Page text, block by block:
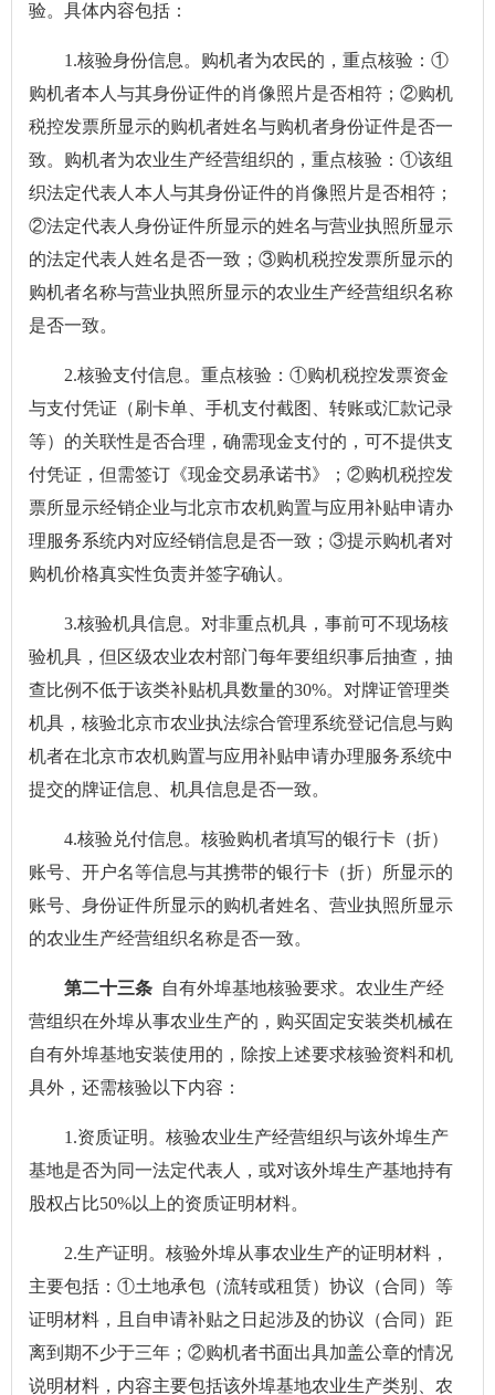
验。具体内容包括：
1.核验身份信息。购机者为农民的，重点核验：①
购机者本人与其身份证件的肖像照片是否相符；②购机
税控发票所显示的购机者姓名与购机者身份证件是否一
致。购机者为农业生产经营组织的，重点核验：①该组
织法定代表人本人与其身份证件的肖像照片是否相符；
②法定代表人身份证件所显示的姓名与营业执照所显示
的法定代表人姓名是否一致；③购机税控发票所显示的
购机者名称与营业执照所显示的农业生产经营组织名称
是否一致。
2.核验支付信息。重点核验：①购机税控发票资金
与支付凭证（刷卡单、手机支付截图、转账或汇款记录
等）的关联性是否合理，确需现金支付的，可不提供支
付凭证，但需签订《现金交易承诺书》；②购机税控发
票所显示经销企业与北京市农机购置与应用补贴申请办
理服务系统内对应经销信息是否一致；③提示购机者对
购机价格真实性负责并签字确认。
3.核验机具信息。对非重点机具，事前可不现场核
验机具，但区级农业农村部门每年要组织事后抽查，抽
查比例不低于该类补贴机具数量的30%。对牌证管理类
机具，核验北京市农业执法综合管理系统登记信息与购
机者在北京市农机购置与应用补贴申请办理服务系统中
提交的牌证信息、机具信息是否一致。
4.核验兑付信息。核验购机者填写的银行卡（折）
账号、开户名等信息与其携带的银行卡（折）所显示的
账号、身份证件所显示的购机者姓名、营业执照所显示
的农业生产经营组织名称是否一致。
第二十三条 自有外埠基地核验要求。农业生产经
营组织在外埠从事农业生产的，购买固定安装类机械在
自有外埠基地安装使用的，除按上述要求核验资料和机
具外，还需核验以下内容：
1.资质证明。核验农业生产经营组织与该外埠生产
基地是否为同一法定代表人，或对该外埠生产基地持有
股权占比50%以上的资质证明材料。
2.生产证明。核验外埠从事农业生产的证明材料，
主要包括：①土地承包（流转或租赁）协议（合同）等
证明材料，且自申请补贴之日起涉及的协议（合同）距
离到期不少于三年；②购机者书面出具加盖公章的情况
说明材料，内容主要包括该外埠基地农业生产类别、农